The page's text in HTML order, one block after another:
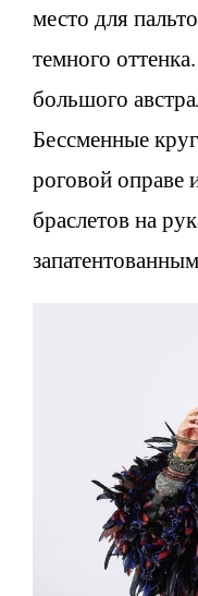
место для
темного
большого
Бессменные
роговой оправе
браслетов на